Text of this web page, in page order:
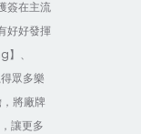
簽在主流
好好發揮
】、
眾多樂
將廠牌
讓更多